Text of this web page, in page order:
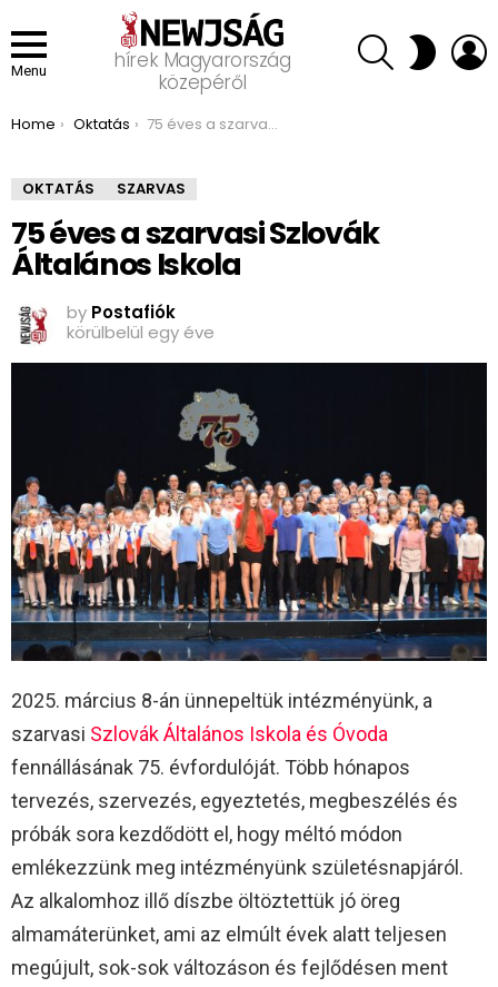
Menu
hírek Magyarország
közepéről
SEARCH SWITCH
SKIN
You are here:
Home Oktatás 75 éves a szarvasi Szlovák Általános Iskola
OKTATÁS SZARVAS
75 éves a szarvasi Szlovák
Általános Iskola
by Postafiók
körülbelül egy éve
2025. március 8-án ünnepeltük intézményünk, a
szarvasi Szlovák Általános Iskola és Óvoda
fennállásának 75. évfordulóját. Több hónapos
tervezés, szervezés, egyeztetés, megbeszélés és
próbák sora kezdődött el, hogy méltó módon
emlékezzünk meg intézményünk születésnapjáról.
Az alkalomhoz illő díszbe öltöztettük jó öreg
almamáterünket, ami az elmúlt évek alatt teljesen
megújult, sok-sok változáson és fejlődésen ment